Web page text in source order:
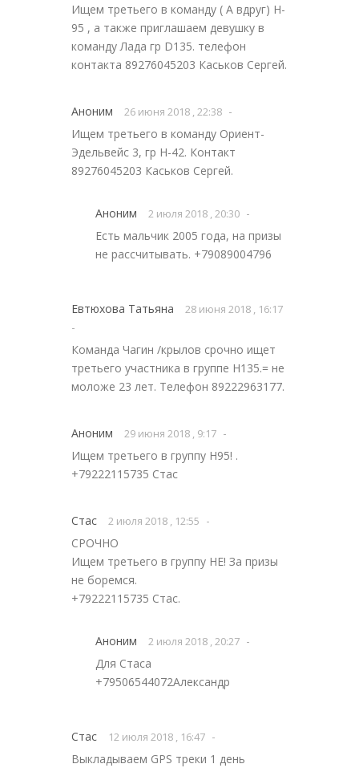
Ищем третьего в команду ( А вдруг) H-
95 , а также приглашаем девушку в
команду Лада гр D135. телефон
контакта 89276045203 Каськов Сергей.
Аноним 26 июня 2018 , 22:38 -
Ищем третьего в команду Ориент-
Эдельвейс 3, гр H-42. Контакт
89276045203 Каськов Сергей.
Аноним 2 июля 2018 , 20:30 -
Есть мальчик 2005 года, на призы
не рассчитывать. +79089004796
Евтюхова Татьяна 28 июня 2018 , 16:17
-
Команда Чагин /крылов срочно ищет
третьего участника в группе Н135.= не
моложе 23 лет. Телефон 89222963177.
Аноним 29 июня 2018 , 9:17 -
Ищем третьего в группу H95! .
+79222115735 Стас
Стас 2 июля 2018 , 12:55 -
СРОЧНО
Ищем третьего в группу HE! За призы
не боремся.
+79222115735 Стас.
Аноним 2 июля 2018 , 20:27 -
Для Стаса
+79506544072Александр
Стас 12 июля 2018 , 16:47 -
Выкладываем GPS треки 1 день